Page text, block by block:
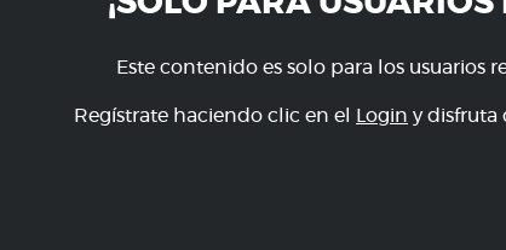
Este contenido es solo para los usuarios
Regístrate haciendo clic en el Login y disfruta